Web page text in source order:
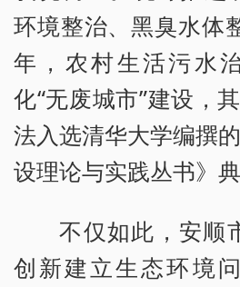
环境整治、黑臭水体
年，农村生活污水
化“无废城市”建设，
法入选清华大学编撰
设理论与实践丛书》典
不仅如此，安顺
创新建立生态环境